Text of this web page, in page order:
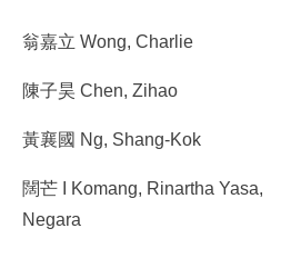
翁嘉立 Wong, Charlie
陳子昊 Chen, Zihao
黃襄國 Ng, Shang-Kok
闊芒 I Komang, Rinartha Yasa,
Negara